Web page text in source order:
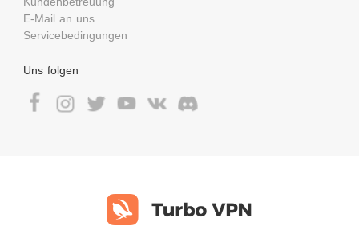
E-Mail an uns
Servicebedingungen
Uns folgen